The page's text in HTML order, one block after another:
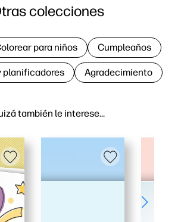
también le interese…
colecciones
para niños Cumpleaños
planificadores Agradecimiento